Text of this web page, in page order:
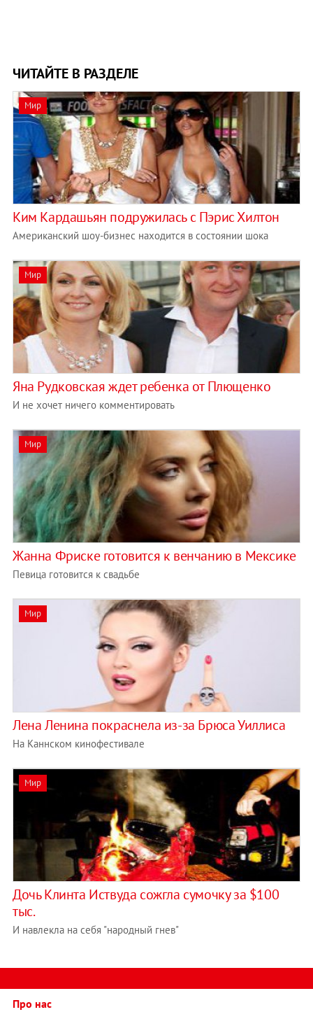
ЧИТАЙТЕ В РАЗДЕЛЕ
Мир
Ким Кардашьян подружилась с Пэрис Хилтон
Американский шоу-бизнес находится в состоянии шока
Мир
Яна Рудковская ждет ребенка от Плющенко
И не хочет ничего комментировать
Мир
Жанна Фриске готовится к венчанию в Мексике
Певица готовится к свадьбе
Мир
Лена Ленина покраснела из-за Брюса Уиллиса
На Каннском кинофестивале
Мир
Дочь Клинта Иствуда сожгла сумочку за $100
тыс.
И навлекла на себя "народный гнев"
Про нас